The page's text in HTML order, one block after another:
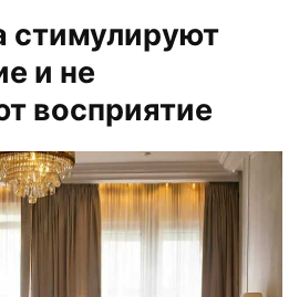
стимулируют
и не
восприятие